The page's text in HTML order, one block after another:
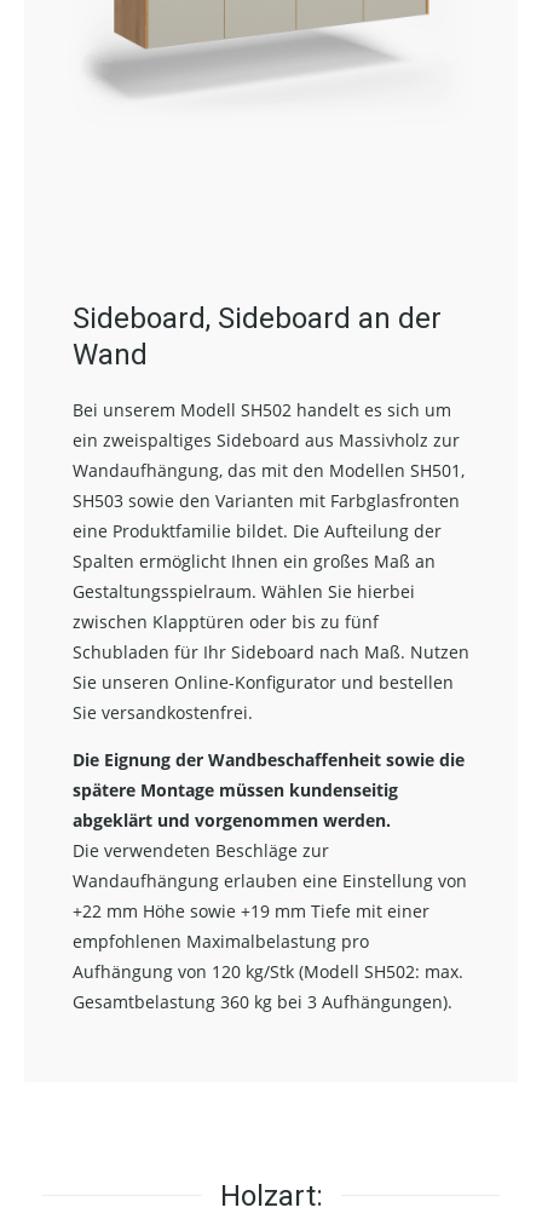
Sideboard, Sideboard an der
Wand
Bei unserem Modell SH502 handelt es sich um
ein zweispaltiges Sideboard aus Massivholz zur
Wandaufhängung, das mit den Modellen SH501,
SH503 sowie den Varianten mit Farbglasfronten
eine Produktfamilie bildet. Die Aufteilung der
Spalten ermöglicht Ihnen ein großes Maß an
Gestaltungsspielraum. Wählen Sie hierbei
zwischen Klapptüren oder bis zu fünf
Schubladen für Ihr Sideboard nach Maß. Nutzen
Sie unseren Online-Konfigurator und bestellen
Sie versandkostenfrei.
Die Eignung der Wandbeschaffenheit sowie die
spätere Montage müssen kundenseitig
abgeklärt und vorgenommen werden.
Die verwendeten Beschläge zur
Wandaufhängung erlauben eine Einstellung von
+22 mm Höhe sowie +19 mm Tiefe mit einer
empfohlenen Maximalbelastung pro
Aufhängung von 120 kg/Stk (Modell SH502: max.
Gesamtbelastung 360 kg bei 3 Aufhängungen).
Holzart: